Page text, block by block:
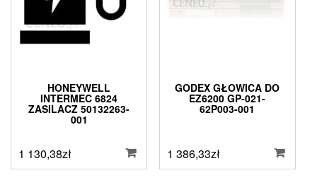
HONEYWELL
INTERMEC 6824
ZASILACZ 50132263-
001
1 130,38zł
GODEX GŁOWICA DO
EZ6200 GP-021-
62P003-001
1 386,33zł